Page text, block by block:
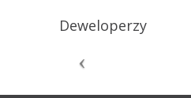
Deweloperzy